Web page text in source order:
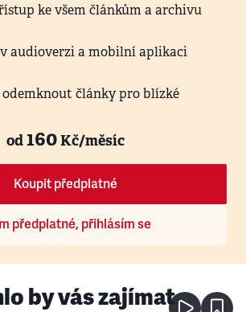
ke všem článkům a archivu
audioverzi a mobilní aplikaci
odemknout články pro blízké
od160Kč/měsíc
Koupit předplatné
předplatné, přihlásím se
by vás zajímat